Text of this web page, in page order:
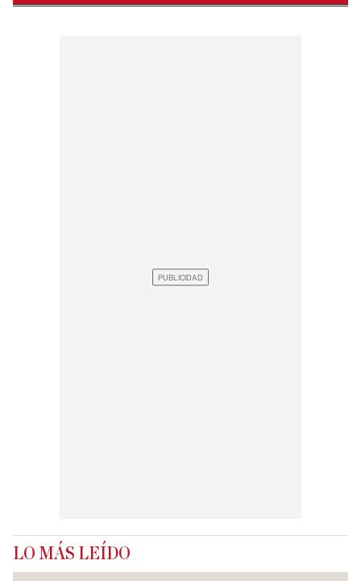
LO MÁS LEÍDO